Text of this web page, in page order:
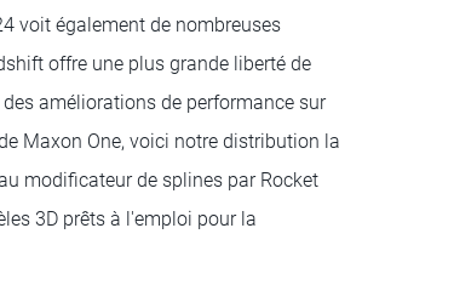
voit également de nombreuses
offre une plus grande liberté de
améliorations de performance sur
Maxon One, voici notre distribution la
modificateur de splines par Rocket
3D prêts à l'emploi pour la